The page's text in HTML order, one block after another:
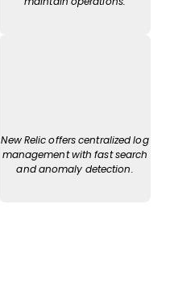
New Relic offers centralized log
management with fast search
and anomaly detection.